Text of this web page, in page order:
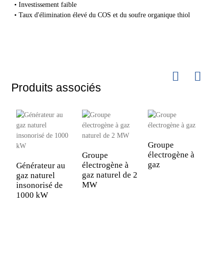
Investissement faible
Taux d'élimination élevé du COS et du soufre organique thiol
Produits associés
Générateur au
gaz naturel
insonorisé de
1000 kW
Groupe
électrogène à
gaz naturel de 2
MW
Groupe
électrogène à
gaz